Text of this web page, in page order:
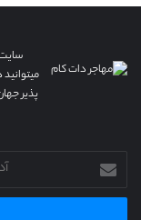
پذیر
آدرس
ایمیل
خود